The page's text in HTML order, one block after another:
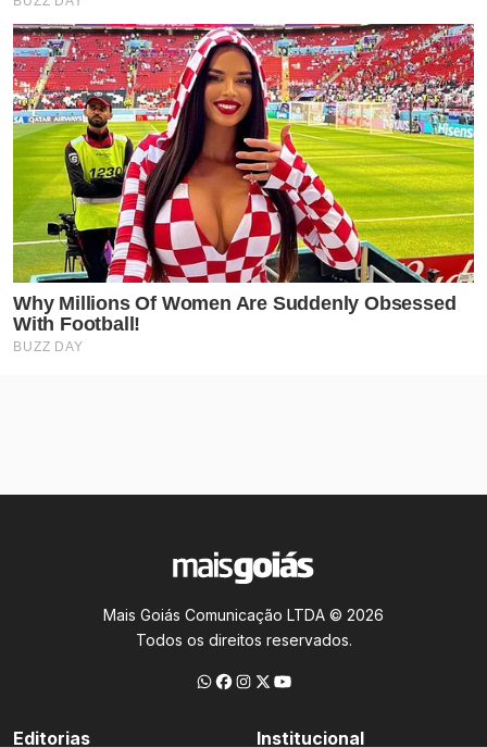
Mais Goiás Comunicação LTDA © 2026
Todos os direitos reservados.
Editorias Institucional